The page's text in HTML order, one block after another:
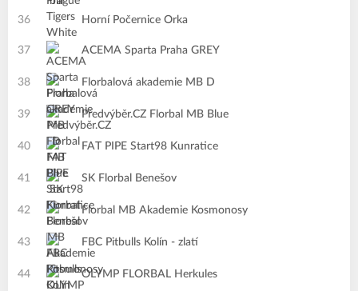
36 Horní Počernice Orka
37 ACEMA Sparta Praha GREY
38 Florbalová akademie MB D
39 Předvýběr.CZ Florbal MB Blue
40 FAT PIPE Start98 Kunratice
41 SK Florbal Benešov
42 Florbal MB Akademie Kosmonosy
43 FBC Pitbulls Kolín - zlatí
44 OLYMP FLORBAL Herkules